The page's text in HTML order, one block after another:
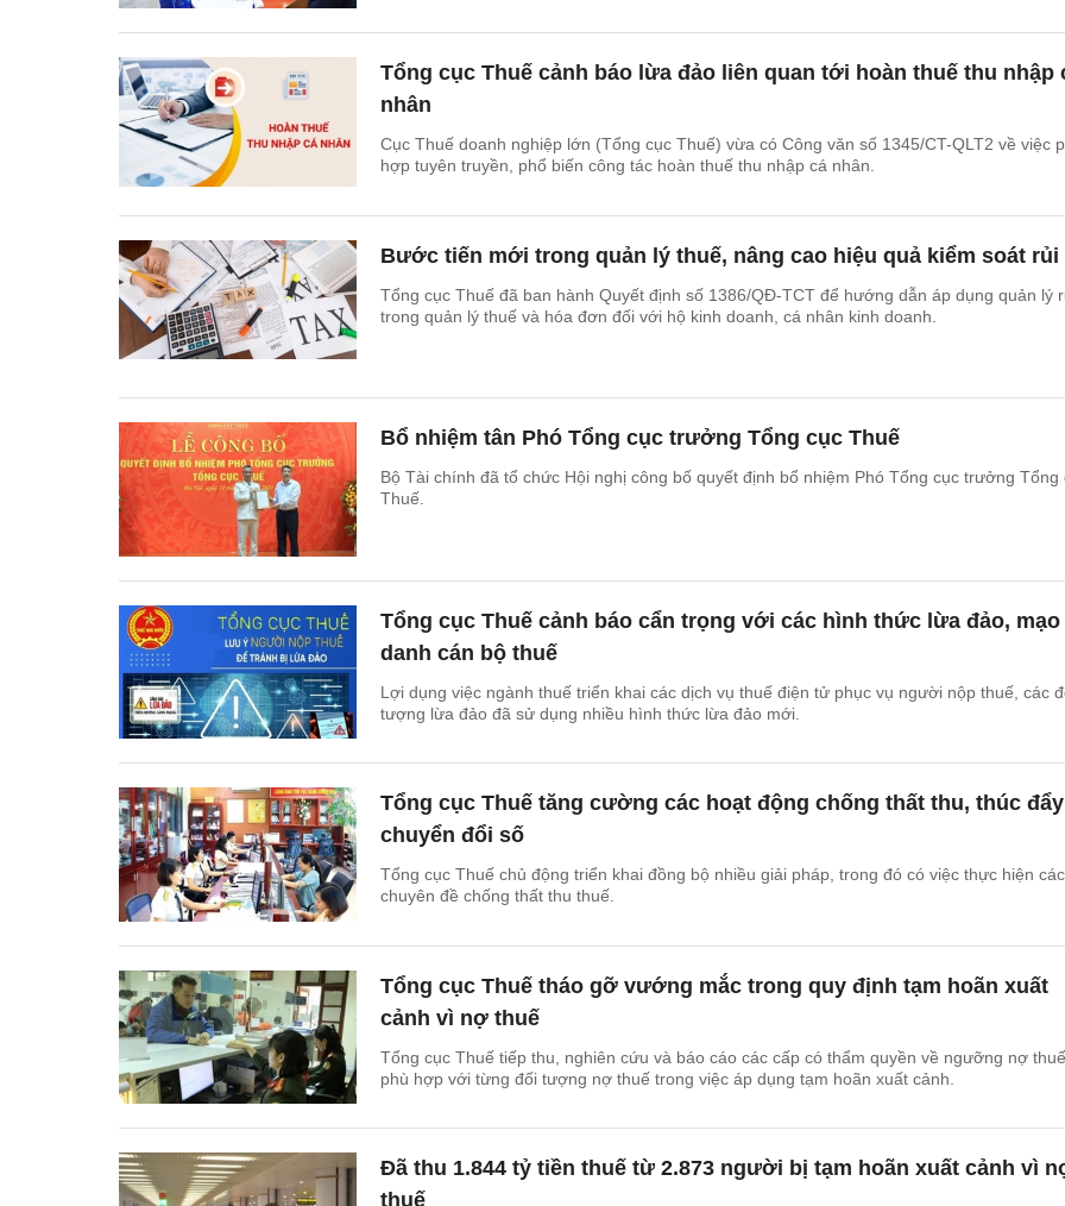
Tổng cục Thuế cảnh báo lừa đảo liên quan tới hoàn thuế thu nhập
nhân
Cục Thuế doanh nghiệp lớn (Tổng cục Thuế) vừa có Công văn số 1345/CT-QLT2 về việc
hợp tuyên truyền, phổ biến công tác hoàn thuế thu nhập cá nhân.
Bước tiến mới trong quản lý thuế, nâng cao hiệu quả kiểm soát rủi
Tổng cục Thuế đã ban hành Quyết định số 1386/QĐ-TCT để hướng dẫn áp dụng quản lý
trong quản lý thuế và hóa đơn đối với hộ kinh doanh, cá nhân kinh doanh.
Bổ nhiệm tân Phó Tổng cục trưởng Tổng cục Thuế
Bộ Tài chính đã tổ chức Hội nghị công bố quyết định bổ nhiệm Phó Tổng cục trưởng Tổng
Thuế.
Tổng cục Thuế cảnh báo cẩn trọng với các hình thức lừa đảo, mạo
danh cán bộ thuế
Lợi dụng việc ngành thuế triển khai các dịch vụ thuế điện tử phục vụ người nộp thuế, các
tượng lừa đảo đã sử dụng nhiều hình thức lừa đảo mới.
Tổng cục Thuế tăng cường các hoạt động chống thất thu, thúc đẩy
chuyển đổi số
Tổng cục Thuế chủ động triển khai đồng bộ nhiều giải pháp, trong đó có việc thực hiện các
chuyên đề chống thất thu thuế.
Tổng cục Thuế tháo gỡ vướng mắc trong quy định tạm hoãn xuất
cảnh vì nợ thuế
Tổng cục Thuế tiếp thu, nghiên cứu và báo cáo các cấp có thẩm quyền về ngưỡng nợ thuế
phù hợp với từng đối tượng nợ thuế trong việc áp dụng tạm hoãn xuất cảnh.
Đã thu 1.844 tỷ tiền thuế từ 2.873 người bị tạm hoãn xuất cảnh vì
thuế